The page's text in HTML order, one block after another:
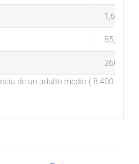
1,6 g
85,7 g
260 mg
de un adulto medio ( 8.400